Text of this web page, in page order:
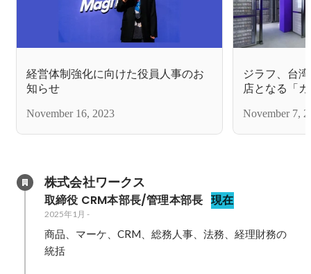
経営体制強化に向けた役員人事のお
知らせ
November 16, 2023
ジラフ、台
店となる「
始
November 7,
株式会社ワークス
取締役 CRM本部長/管理本部長 現在
2025年1月 -
商品、マーケ、CRM、総務人事、法務、経理財務の
統括